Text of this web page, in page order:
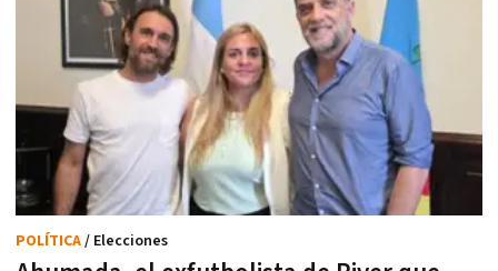
POLÍTICA/ Elecciones